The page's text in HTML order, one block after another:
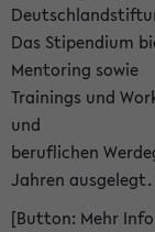
Das Stipendium
Mentoring sowie
Trainings und
und
beruflichen
Jahren ausgelegt.
[Button: Mehr